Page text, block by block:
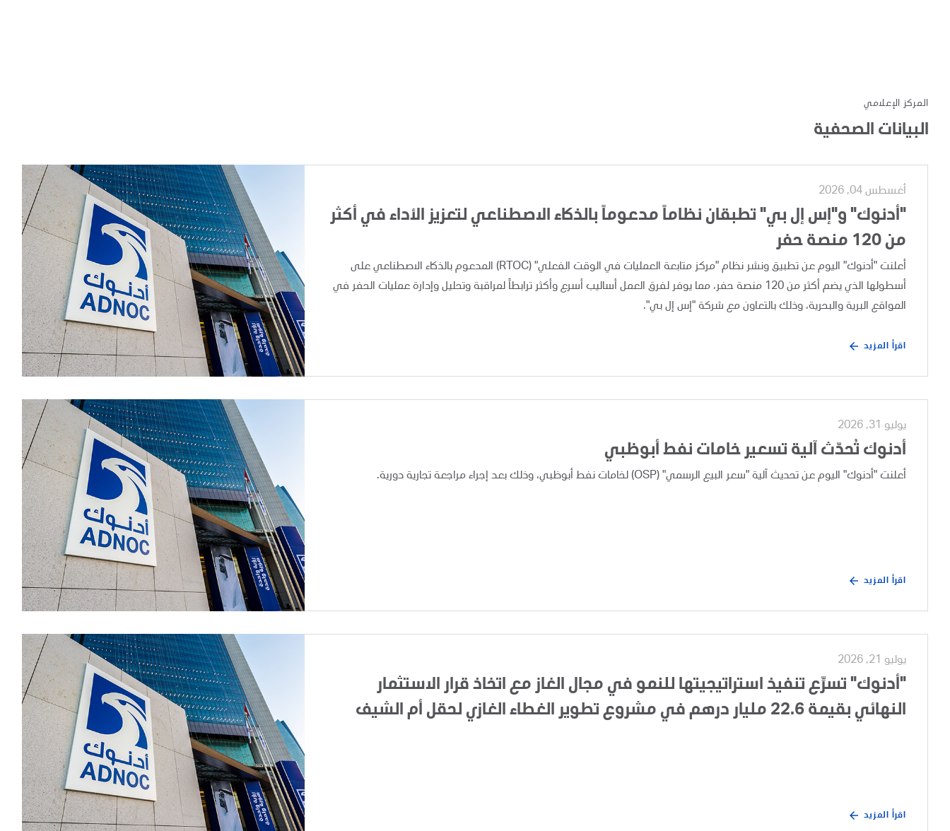
المركز الإعلامي
البيانات الصحفية
أغسطس 04, 2026
"أدنوك" و"إس إل بي" تطبقان نظاماً مدعوماً بالذكاء الاصطناعي لتعزيز الأداء في أكثر
من 120 منصة حفر
أعلنت "أدنوك" اليوم عن تطبيق ونشر نظام "مركز متابعة العمليات في الوقت الفعلي" (RTOC) المدعوم بالذكاء الاصطناعي على
أسطولها الذي يضم أكثر من 120 منصة حفر، مما يوفر لفرق العمل أساليب أسرع وأكثر ترابطاً لمراقبة وتحليل وإدارة عمليات الحفر في
المواقع البرية والبحرية، وذلك بالتعاون مع شركة "إس إل بي".
اقرأ المزيد
يوليو 31, 2026
أدنوك تُحدّث آلية تسعير خامات نفط أبوظبي
أعلنت "أدنوك" اليوم عن تحديث آلية "سعر البيع الرسمي" (OSP) لخامات نفط أبوظبي، وذلك بعد إجراء مراجعة تجارية دورية.
اقرأ المزيد
يوليو 21, 2026
"أدنوك" تسرِّع تنفيذ استراتيجيتها للنمو في مجال الغاز مع اتخاذ قرار الاستثمار
النهائي بقيمة 22.6 مليار درهم في مشروع تطوير الغطاء الغازي لحقل أم الشيف
اقرأ المزيد